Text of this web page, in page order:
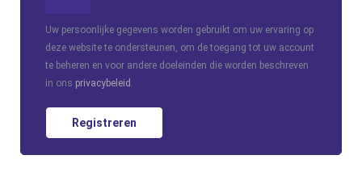
Uw persoonlijke gegevens worden gebruikt om uw ervaring op
deze website te ondersteunen, om de toegang tot uw account
te beheren en voor andere doeleinden die worden beschreven
in ons privacybeleid
Registreren